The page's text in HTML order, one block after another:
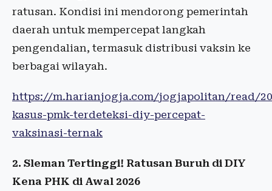
ratusan. Kondisi ini mendorong pemerintah
daerah untuk mempercepat langkah
pengendalian, termasuk distribusi vaksin ke
berbagai wilayah.
https://m.harianjogja.com/jogjapolitan/read/
kasus-pmk-terdeteksi-diy-percepat-
vaksinasi-ternak
2. Sleman Tertinggi! Ratusan Buruh di DIY
Kena PHK di Awal 2026